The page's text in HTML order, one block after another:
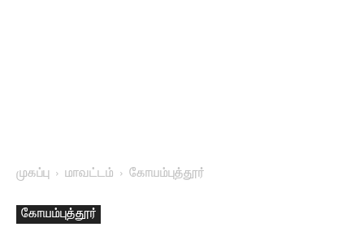
முகப்பு மாவட்டம் கோயம்புத்தூர்
கோயம்புத்தூர்